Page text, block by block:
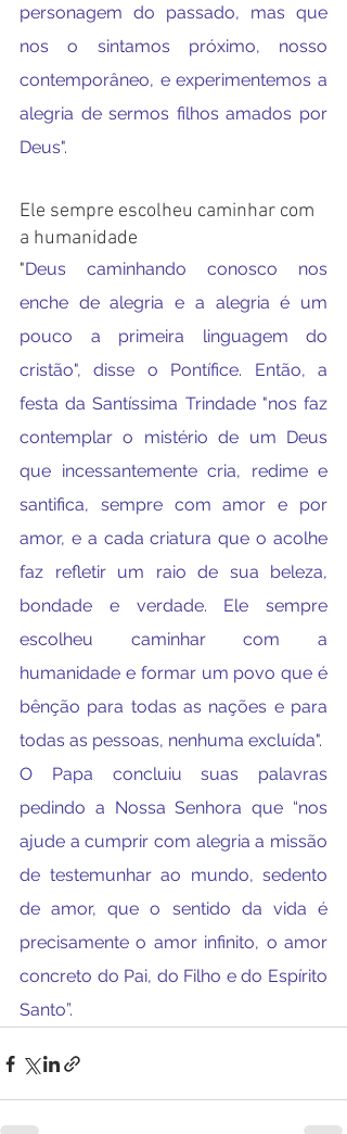
personagem do passado, mas que
nos o sintamos próximo, nosso
contemporâneo, e experimentemos a
alegria de sermos filhos amados por
Deus".
Ele sempre escolheu caminhar com
a humanidade
"Deus caminhando conosco nos
enche de alegria e a alegria é um
pouco a primeira linguagem do
cristão", disse o Pontífice. Então, a
festa da Santíssima Trindade "nos faz
contemplar o mistério de um Deus
que incessantemente cria, redime e
santifica, sempre com amor e por
amor, e a cada criatura que o acolhe
faz refletir um raio de sua beleza,
bondade e verdade. Ele sempre
escolheu caminhar com a
humanidade e formar um povo que é
bênção para todas as nações e para
todas as pessoas, nenhuma excluída".
O Papa concluiu suas palavras
pedindo a Nossa Senhora que “nos
ajude a cumprir com alegria a missão
de testemunhar ao mundo, sedento
de amor, que o sentido da vida é
precisamente o amor infinito, o amor
concreto do Pai, do Filho e do Espírito
Santo”.